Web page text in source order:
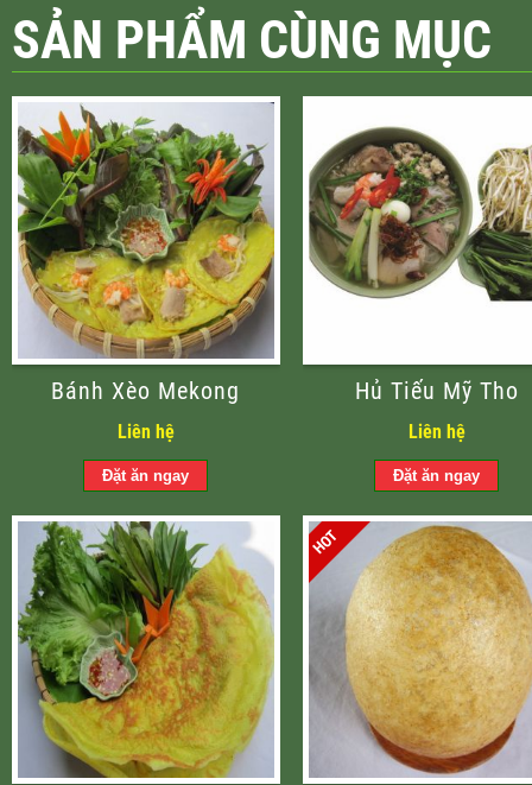
SẢN PHẨM CÙNG MỤC
Bánh Xèo Mekong
Liên hệ
Hủ Tiếu Mỹ Tho
Liên hệ